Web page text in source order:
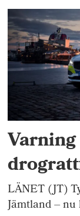
LÄNET (JT)
Jämtland –